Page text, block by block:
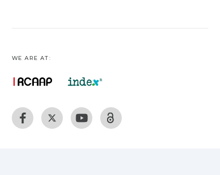
WE ARE AT: